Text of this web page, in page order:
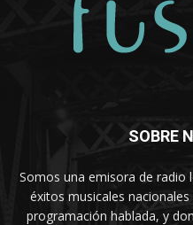
SOBRE
Somos una emisora de radio
éxitos musicales
programación hablada, y